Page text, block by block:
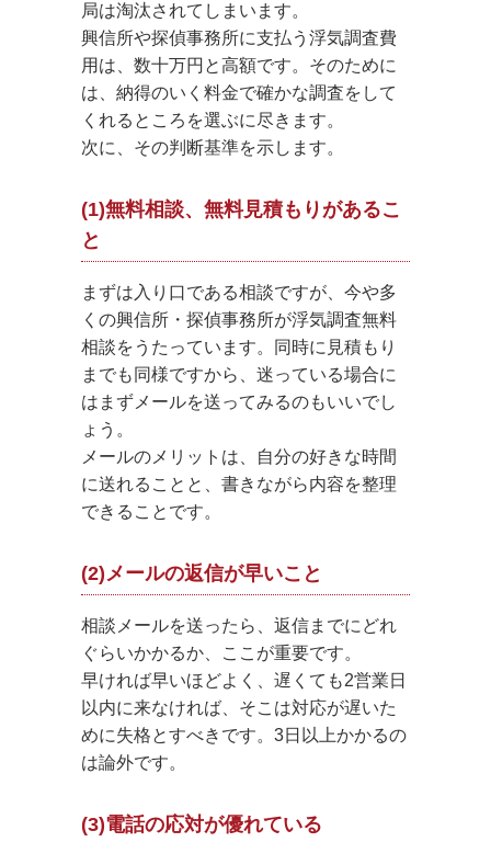
局は淘汰されてしまいます。
興信所や探偵事務所に支払う浮気調査費
用は、数十万円と高額です。そのために
は、納得のいく料金で確かな調査をして
くれるところを選ぶに尽きます。
次に、その判断基準を示します。
(1)無料相談、無料見積もりがあるこ
と
まずは入り口である相談ですが、今や多
くの興信所・探偵事務所が浮気調査無料
相談をうたっています。同時に見積もり
までも同様ですから、迷っている場合に
はまずメールを送ってみるのもいいでし
ょう。
メールのメリットは、自分の好きな時間
に送れることと、書きながら内容を整理
できることです。
(2)メールの返信が早いこと
相談メールを送ったら、返信までにどれ
ぐらいかかるか、ここが重要です。
早ければ早いほどよく、遅くても2営業日
以内に来なければ、そこは対応が遅いた
めに失格とすべきです。3日以上かかるの
は論外です。
(3)電話の応対が優れている